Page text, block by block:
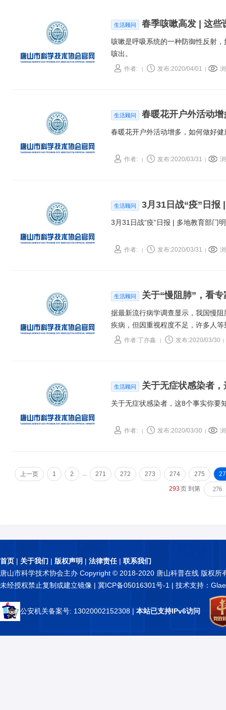
生活顾问 春季咳嗽高发 | 这些
咳嗽是呼吸系统的一种防御性反射
咳出。
作者: 发布:2020/04/01
生活顾问 春暖花开户外活动
春暖花开户外活动增多，如何做好健
作者: 发布:2020/03/31
生活顾问 3月31日战“疫”日报
3月31日战“疫”日报 | 多地教育部门
作者: 发布:2020/03/31
生活顾问 关于“慢阻肺”，看
据最新流行病学调查显示，我国慢
疾病，但因重视程度不足，许多人
作者:丁亦鑫 发布:2020/03/30
生活顾问 关于无症状感染者
关于无症状感染者，这8个事实你要
作者: 发布:2020/03/30
上一页 1 2 ... 271 272 273 274 275
293 页 到第
首页 | 关于我们 | 版权声明 | 法律责任| 联系我们
唐山市科学技术协会主办 Copyright © 2018-2020 唐山科普在线 版权所
未经授权禁止复制或建立镜像 | 冀ICP备05016301号-1 | 技术支持：
公安机关备案号: 13020002152308 | 本站已支持IPv6访问